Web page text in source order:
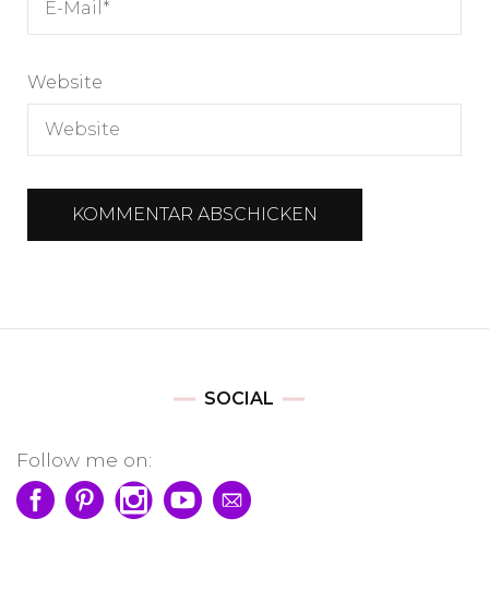
Website
SOCIAL
Follow me on: